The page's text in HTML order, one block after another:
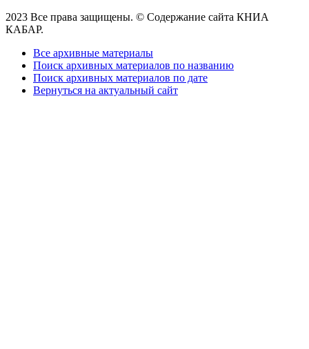
2023 Все права защищены. © Содержание сайта КНИА
КАБАР.
Все архивные материалы
Поиск архивных материалов по названию
Поиск архивных материалов по дате
Вернуться на актуальный сайт